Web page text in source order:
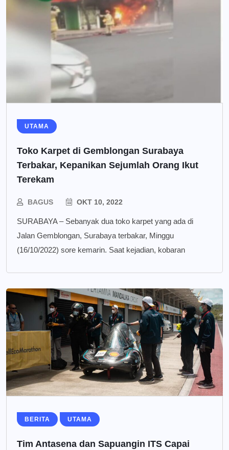
UTAMA
Toko Karpet di Gemblongan Surabaya
Terbakar, Kepanikan Sejumlah Orang Ikut
Terekam
BAGUS OKT 10, 2022
SURABAYA – Sebanyak dua toko karpet yang ada di
Jalan Gemblongan, Surabaya terbakar, Minggu
(16/10/2022) sore kemarin. Saat kejadian, kobaran
BERITA UTAMA
Tim Antasena dan Sapuangin ITS Capai